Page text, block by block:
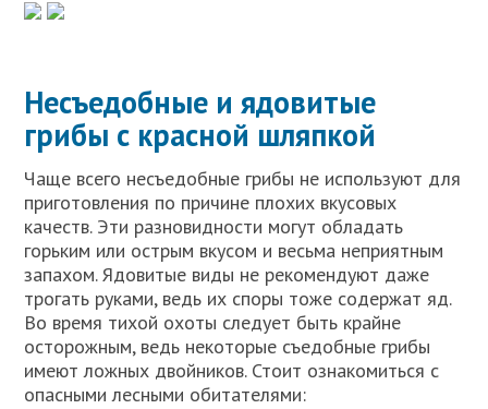
Несъедобные и ядовитые
грибы с красной шляпкой
Чаще всего несъедобные грибы не используют для
приготовления по причине плохих вкусовых
качеств. Эти разновидности могут обладать
горьким или острым вкусом и весьма неприятным
запахом. Ядовитые виды не рекомендуют даже
трогать руками, ведь их споры тоже содержат яд.
Во время тихой охоты следует быть крайне
осторожным, ведь некоторые съедобные грибы
имеют ложных двойников. Стоит ознакомиться с
опасными лесными обитателями: